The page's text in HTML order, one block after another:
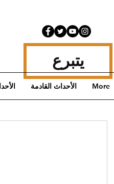
يتبرع
الأحداث القادمة More